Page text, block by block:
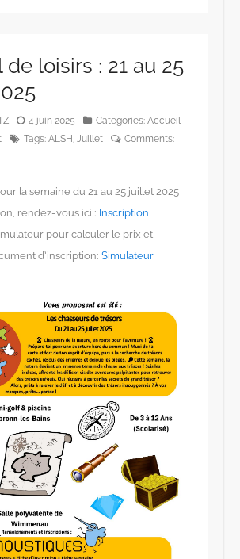
loisirs : 21 au 25
4 juin 2025 Categories:Accueil
Tags:ALSH ,Juillet Comments:
la semaine du 21 au 25 juillet 2025
rendez-vous ici : Inscription
pour calculer le prix et
d’inscription:Simulateur